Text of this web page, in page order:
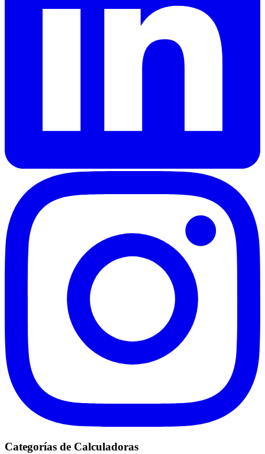
Categorías de Calculadoras